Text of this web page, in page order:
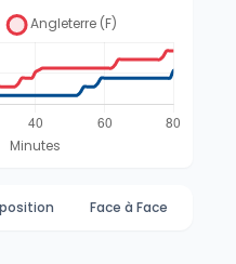
Face à Face